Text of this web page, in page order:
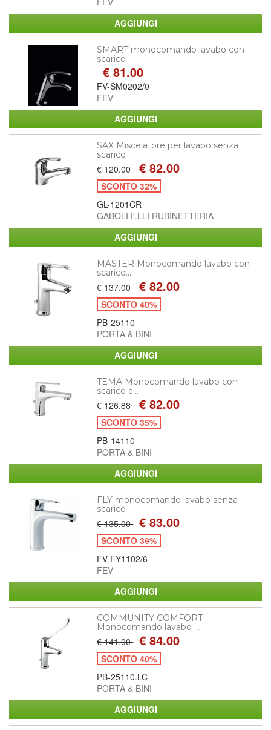
SMART monocomando lavabo con
scarico
€ 81.00
FV-SM0202/0
FEV
SAX Miscelatore per lavabo senza
scarico
€ 120.00 € 82.00
SCONTO 32%
GL-1201CR
GABOLI F.LLI RUBINETTERIA
MASTER Monocomando lavabo con
scarico...
€ 137.00 € 82.00
SCONTO 40%
PB-25110
PORTA & BINI
TEMA Monocomando lavabo con
scarico a...
€ 126.88 € 82.00
SCONTO 35%
PB-14110
PORTA & BINI
FLY monocomando lavabo senza
scarico
€ 135.00 € 83.00
SCONTO 39%
FV-FY1102/6
FEV
COMMUNITY COMFORT
Monocomando lavabo ...
€ 141.00 € 84.00
SCONTO 40%
PB-25110.LC
PORTA & BINI